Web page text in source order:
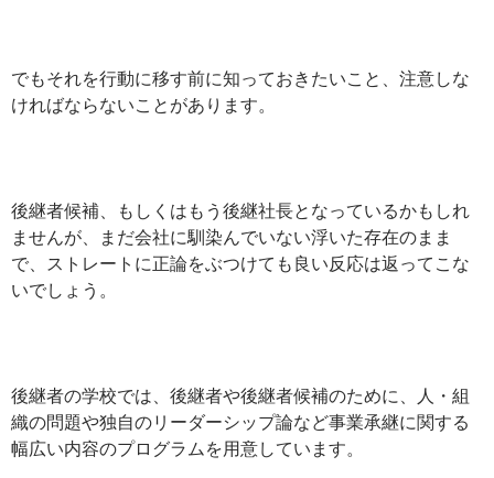
でもそれを行動に移す前に知っておきたいこと、注意しな
ければならないことがあります。
後継者候補、もしくはもう後継社長となっているかもしれ
ませんが、まだ会社に馴染んでいない浮いた存在のまま
で、ストレートに正論をぶつけても良い反応は返ってこな
いでしょう。
後継者の学校では、後継者や後継者候補のために、人・組
織の問題や独自のリーダーシップ論など事業承継に関する
幅広い内容のプログラムを用意しています。